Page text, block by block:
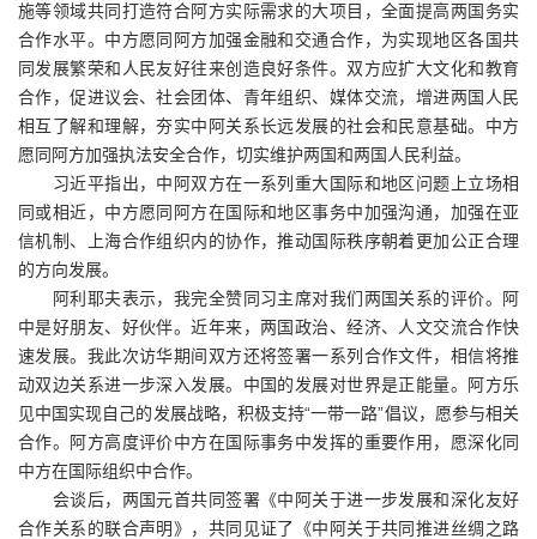
施等领域共同打造符合阿方实际需求的大项目，全面提高两国务实
合作水平。中方愿同阿方加强金融和交通合作，为实现地区各国共
同发展繁荣和人民友好往来创造良好条件。双方应扩大文化和教育
合作，促进议会、社会团体、青年组织、媒体交流，增进两国人民
相互了解和理解，夯实中阿关系长远发展的社会和民意基础。中方
愿同阿方加强执法安全合作，切实维护两国和两国人民利益。
习近平指出，中阿双方在一系列重大国际和地区问题上立场相
同或相近，中方愿同阿方在国际和地区事务中加强沟通，加强在亚
信机制、上海合作组织内的协作，推动国际秩序朝着更加公正合理
的方向发展。
阿利耶夫表示，我完全赞同习主席对我们两国关系的评价。阿
中是好朋友、好伙伴。近年来，两国政治、经济、人文交流合作快
速发展。我此次访华期间双方还将签署一系列合作文件，相信将推
动双边关系进一步深入发展。中国的发展对世界是正能量。阿方乐
见中国实现自己的发展战略，积极支持“一带一路”倡议，愿参与相关
合作。阿方高度评价中方在国际事务中发挥的重要作用，愿深化同
中方在国际组织中合作。
会谈后，两国元首共同签署《中阿关于进一步发展和深化友好
合作关系的联合声明》，共同见证了《中阿关于共同推进丝绸之路